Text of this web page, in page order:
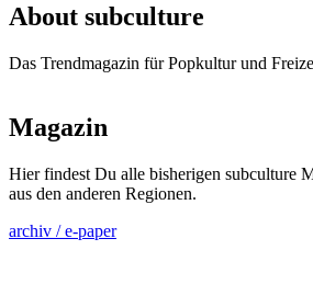
About subculture
Das Trendmagazin für Popkultur und
Magazin
Hier findest Du alle bisherigen subculture
aus den anderen Regionen.
archiv / e-paper